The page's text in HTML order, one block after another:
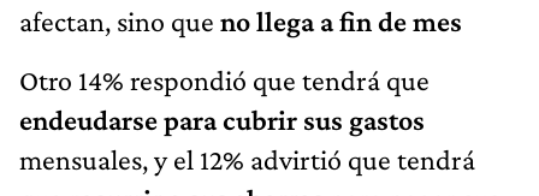
afectan, sino que no llega a fin de mes
Otro 14% respondió que tendrá que
endeudarse para cubrir sus gastos
mensuales, y el 12% advirtió que tendrá